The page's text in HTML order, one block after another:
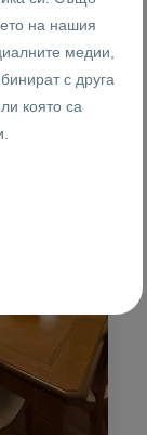
на нашия
медии,
с друга
която са